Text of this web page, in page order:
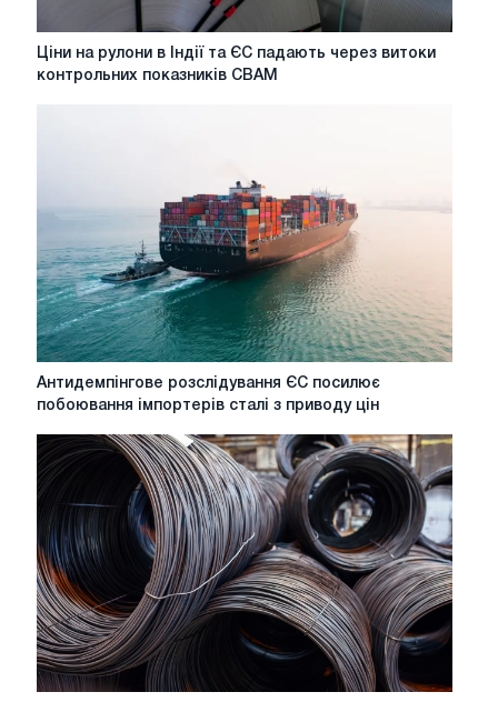
Ціни
на
витоки
контрольних
показників
CBAM
Ціни на рулони в Індії та ЄС падають через витоки
контрольних показників CBAM
Антидемпінгове
розслідування
посилює
побоювання
імпортерів
сталі
приводу
цін
Антидемпінгове розслідування ЄС посилює
побоювання імпортерів сталі з приводу цін